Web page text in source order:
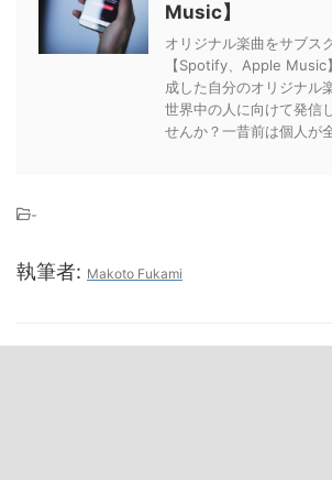
Music】
オリジナル楽曲をサブス
【Spotify、Apple Music
成した自分のオリジナル
世界中の人に向けて発信
せんか？一昔前は個人が
-
執筆者: Makoto Fukami